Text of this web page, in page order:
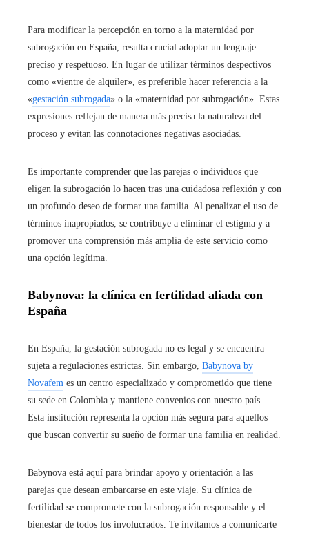
Para modificar la percepción en torno a la maternidad por
subrogación en España, resulta crucial adoptar un lenguaje
preciso y respetuoso. En lugar de utilizar términos despectivos
como «vientre de alquiler», es preferible hacer referencia a la
«gestación subrogada» o la «maternidad por subrogación». Estas
expresiones reflejan de manera más precisa la naturaleza del
proceso y evitan las connotaciones negativas asociadas.
Es importante comprender que las parejas o individuos que
eligen la subrogación lo hacen tras una cuidadosa reflexión y con
un profundo deseo de formar una familia. Al penalizar el uso de
términos inapropiados, se contribuye a eliminar el estigma y a
promover una comprensión más amplia de este servicio como
una opción legítima.
Babynova: la clínica en fertilidad aliada con
España
En España, la gestación subrogada no es legal y se encuentra
sujeta a regulaciones estrictas. Sin embargo, Babynova by
Novafem es un centro especializado y comprometido que tiene
su sede en Colombia y mantiene convenios con nuestro país.
Esta institución representa la opción más segura para aquellos
que buscan convertir su sueño de formar una familia en realidad.
Babynova está aquí para brindar apoyo y orientación a las
parejas que desean embarcarse en este viaje. Su clínica de
fertilidad se compromete con la subrogación responsable y el
bienestar de todos los involucrados. Te invitamos a comunicarte